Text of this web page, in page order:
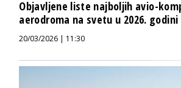
Objavljene liste najboljih avio-
aerodroma na svetu u 2026. godini
20/03/2026 | 11:30